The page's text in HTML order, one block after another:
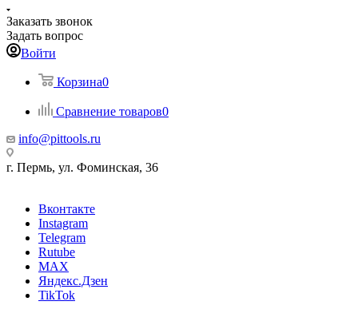
Заказать звонок
Задать вопрос
Войти
Корзина0
Сравнение товаров0
info@pittools.ru
г. Пермь, ул. Фоминская, 36
Вконтакте
Instagram
Telegram
Rutube
MAX
Яндекс.Дзен
TikTok